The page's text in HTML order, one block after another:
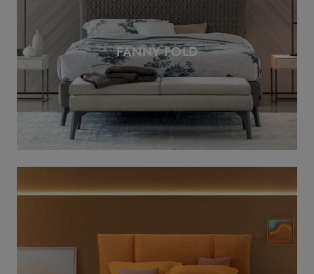
FANNY FOLD